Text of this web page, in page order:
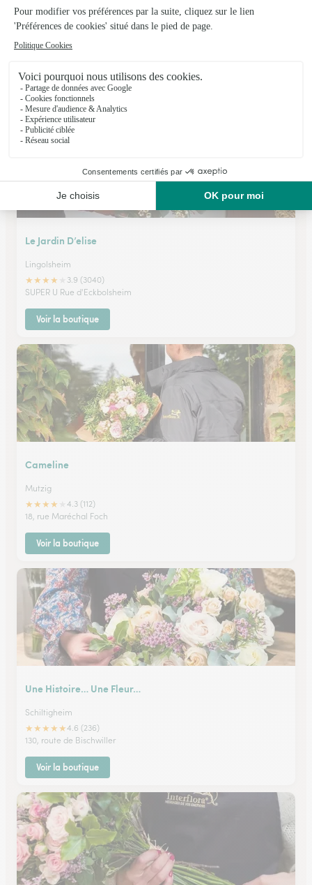
Fleurs Seyller
Saverne
Voir la boutique
Le Jardin D’elise
Lingolsheim
★★★★
3.9 (3040)
SUPER U Rue d'Eckbolsheim
Voir la boutique
Cameline
Mutzig
★★★★
4.3 (112)
18, rue Maréchal Foch
Voir la boutique
Une Histoire… Une Fleur…
Schiltigheim
★★★★★4.6 (236)
130, route de Bischwiller
Voir la boutique